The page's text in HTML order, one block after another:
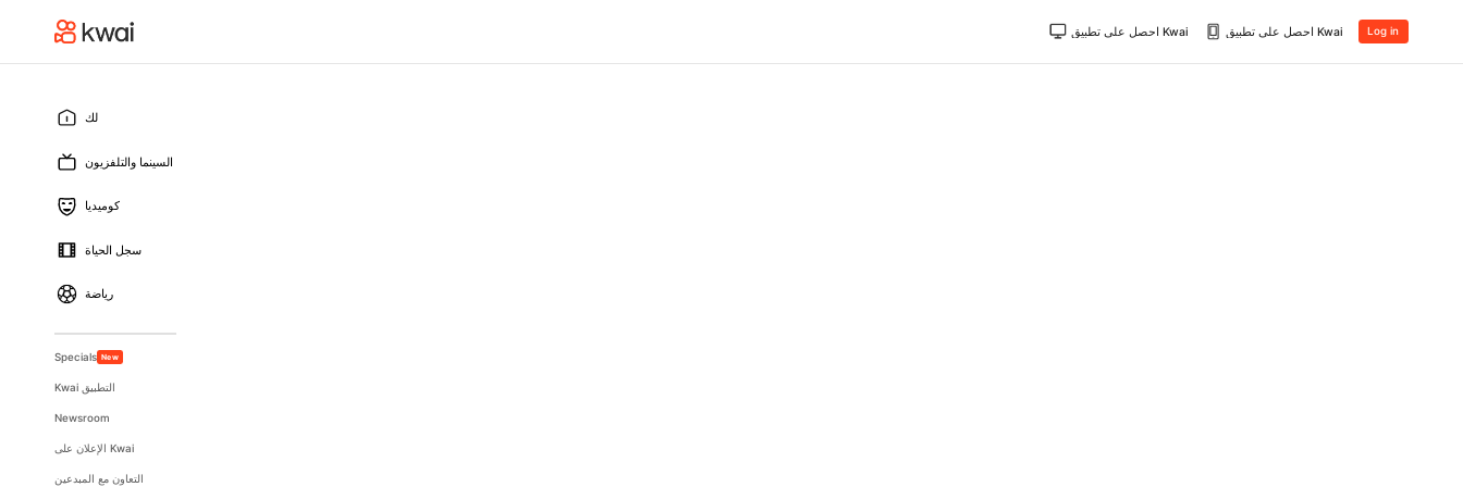
احصل على تطبيق Kwai احصل على تطبيق Kwai Log in
لك
السينما والتلفزيون
كوميديا
سجل الحياة
رياضة
Specials New
Kwai التطبيق
Newsroom
الإعلان على Kwai
التعاون مع المبدعين